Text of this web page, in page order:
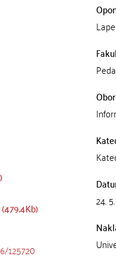
125720
Obor
24.